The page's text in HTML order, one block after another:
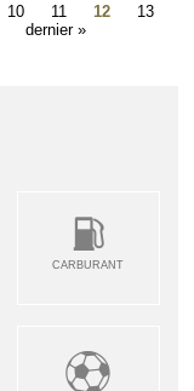
10 11 12
13
dernier »
CARBURANT